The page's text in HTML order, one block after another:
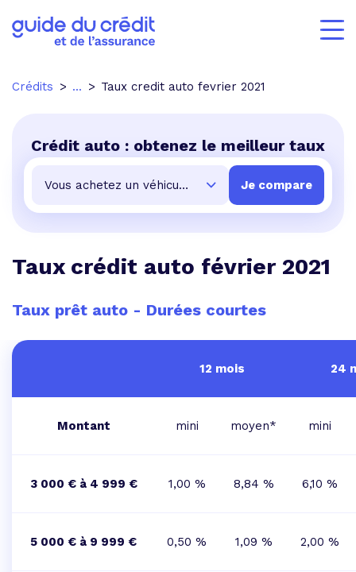
Crédits ... Taux credit auto fevrier 2021
Crédit auto : obtenez le meilleur taux
Taux crédit auto février 2021
Taux prêt auto - Durées courtes
12 mois 24
Montant mini moyen* mini
3 000 € à 4 999 € 1,00 % 8,84 % 6,10 %
5 000 € à 9 999 € 0,50 % 1,09 % 2,00 %